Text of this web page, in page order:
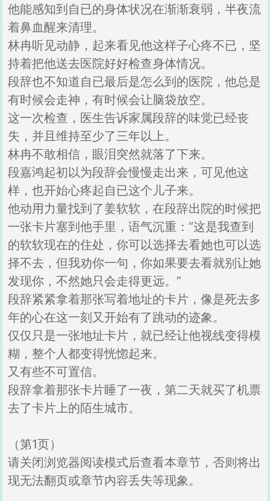
他能感知到自已的身体状况在渐渐衰弱，半夜流
着鼻血醒来清理。
林冉听见动静，起来看见他这样子心疼不已，坚
持着把他送去医院好好检查身体情况。
段辞也不知道自已最后是怎么到的医院，他总是
有时候会走神，有时候会让脑袋放空。
这一次检查，医生告诉家属段辞的味觉已经丧
失，并且维持至少了三年以上。
林冉不敢相信，眼泪突然就落了下来。
段嘉鸿起初以为段辞会慢慢走出来，可见他这
样，也开始心疼起自已这个儿子来。
他动用力量找到了姜软软，在段辞出院的时候把
一张卡片塞到他手里，语气沉重：“这是我查到
的软软现在的住处，你可以选择去看她也可以选
择不去，但我劝你一句，你如果要去看就别让她
发现你，不然她只会走得更远。”
段辞紧紧拿着那张写着地址的卡片，像是死去多
年的心在这一刻又开始有了跳动的迹象。
仅仅只是一张地址卡片，就已经让他视线变得模
糊，整个人都变得恍惚起来。
又有些不可置信。
段辞拿着那张卡片睡了一夜，第二天就买了机票
去了卡片上的陌生城市。
（第1页）
请关闭浏览器阅读模式后查看本章节，否则将出
现无法翻页或章节内容丢失等现象。